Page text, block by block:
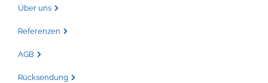
Über uns
Referenzen
AGB
Rücksendung